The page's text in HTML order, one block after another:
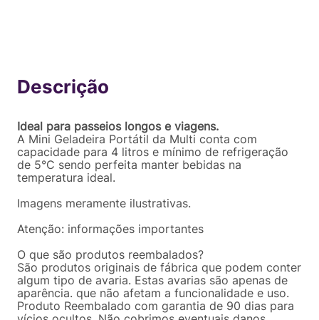
Ideal para passeios longos e viagens.
A Mini Geladeira Portátil da Multi conta com
capacidade para 4 litros e mínimo de refrigeração
de 5°C sendo perfeita manter bebidas na
temperatura ideal.
Imagens meramente ilustrativas.
Atenção: informações importantes
O que são produtos reembalados?
São produtos originais de fábrica que podem conter
algum tipo de avaria. Estas avarias são apenas de
aparência. que não afetam a funcionalidade e uso.
Produto Reembalado com garantia de 90 dias para